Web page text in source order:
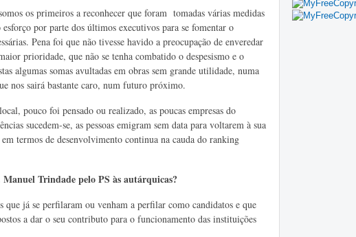
os primeiros a reconhecer que foram tomadas várias medidas
por parte dos últimos executivos para se fomentar o
Pena foi que não tivesse havido a preocupação de enveredar
prioridade, que não se tenha combatido o despesismo e o
algumas somas avultadas em obras sem grande utilidade, numa
nos sairá bastante caro, num futuro próximo.
pouco foi pensado ou realizado, as poucas empresas do
sucedem-se, as pessoas emigram sem data para voltarem à sua
termos de desenvolvimento continua na cauda do ranking
Trindade pelo PS às autárquicas?
já se perfilaram ou venham a perfilar como candidatos e que
a dar o seu contributo para o funcionamento das instituições